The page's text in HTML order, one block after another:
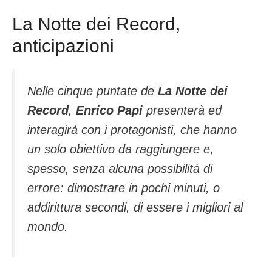
La Notte dei Record,
anticipazioni
Nelle cinque puntate de La Notte dei
Record, Enrico Papi presenterà ed
interagirà con i protagonisti, che hanno
un solo obiettivo da raggiungere e,
spesso, senza alcuna possibilità di
errore: dimostrare in pochi minuti, o
addirittura secondi, di essere i migliori al
mondo.